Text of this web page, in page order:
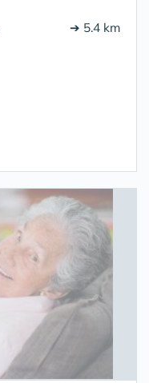
➔ 5.4 km